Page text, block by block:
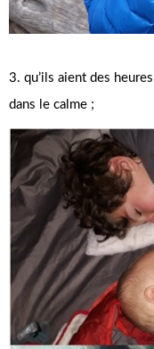
3. qu’ils aient des
dans le calme ;